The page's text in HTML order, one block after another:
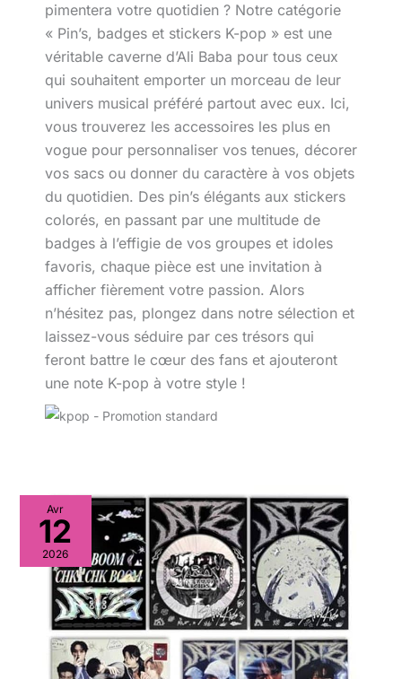
pimentera votre quotidien ? Notre catégorie
« Pin’s, badges et stickers K-pop » est une
véritable caverne d’Ali Baba pour tous ceux
qui souhaitent emporter un morceau de leur
univers musical préféré partout avec eux. Ici,
vous trouverez les accessoires les plus en
vogue pour personnaliser vos tenues, décorer
vos sacs ou donner du caractère à vos objets
du quotidien. Des pin’s élégants aux stickers
colorés, en passant par une multitude de
badges à l’effigie de vos groupes et idoles
favoris, chaque pièce est une invitation à
afficher fièrement votre passion. Alors
n’hésitez pas, plongez dans notre sélection et
laissez-vous séduire par ces trésors qui
feront battre le cœur des fans et ajouteront
une note K-pop à votre style !
Avr
12
2026